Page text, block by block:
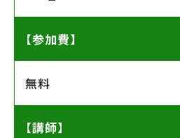
【参加費】
無料
【講師】